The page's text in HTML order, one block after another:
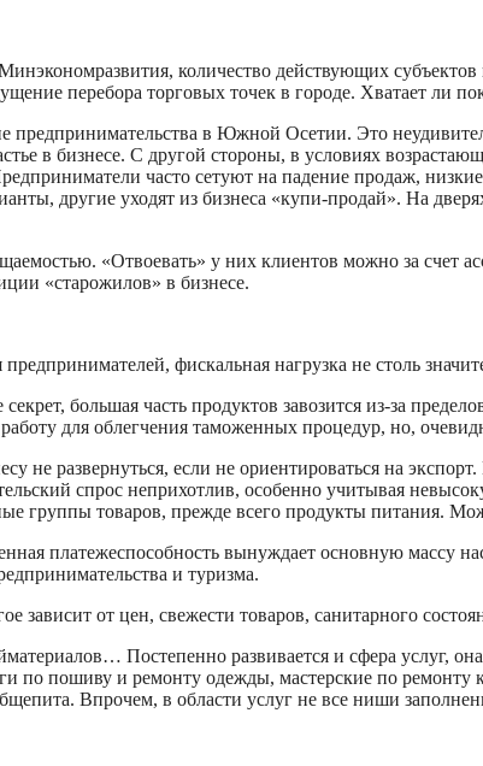
количество действующих субъектов
перебора торговых точек в городе. Хватает ли
предпринимательства в Южной Осетии. Это
в бизнесе. С другой стороны, в условиях
часто сетуют на падение продаж,
другие уходят из бизнеса «купи-продай». На
«Отвоевать» у них клиентов можно за счет
«старожилов» в бизнесе.
фискальная нагрузка не столь
большая часть продуктов завозится из-за
для облегчения таможенных процедур, но,
не развернуться, если не ориентироваться на
спрос неприхотлив, особенно учитывая
группы товаров, прежде всего продукты питания.
платежеспособность вынуждает основную массу
и туризма.
от цен, свежести товаров, санитарного
Постепенно развивается и сфера услуг,
по пошиву и ремонту одежды, мастерские по
Впрочем, в области услуг не все ниши